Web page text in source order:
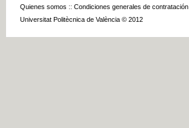
Quienes somos :: Condiciones generales de contratación
Universitat Politècnica de València © 2012